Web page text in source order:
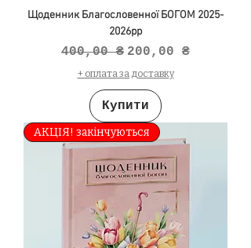
Щоденник Благословенної БОГОМ 2025-
2026рр
Звичайна ціна
400,00 ₴ За розпродажем
200,00 ₴
+ оплата за доставку
Купити
АКЦІЯ! закінчуються